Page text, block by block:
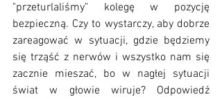
"przeturlaliśmy" kolegę w pozycję
bezpieczną. Czy to wystarczy, aby dobrze
zareagować w sytuacji, gdzie będziemy
się trząść z nerwów i wszystko nam się
zacznie mieszać, bo w nagłej sytuacji
świat w głowie wiruje? Odpowiedź